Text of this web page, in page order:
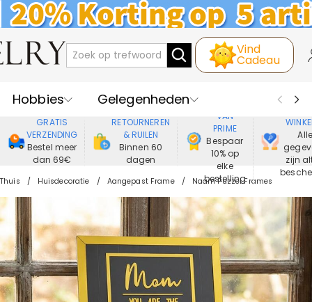
Vind
Cadeau
Hobbies
Gelegenheden
Recipienten
Best Verkochte
Nieuwe
Juwelen
Wonen&Leven
Kleding
GRATIS
VERZENDING
Bestel meer
dan 69€
RETOURNEREN
& RUILEN
Binnen 60
dagen
VAN
PRIME
Bespaar
10% op
elke
bestelling
Alle
zijn
Thuis Huisdecoratie Aangepast Frame Naam Puzzel Frames